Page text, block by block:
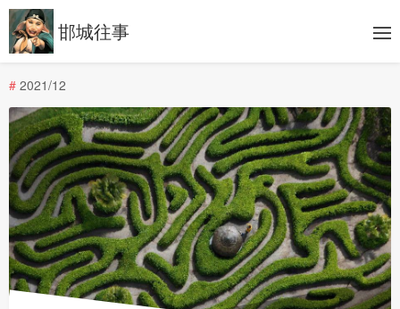
邯城往事
# 2021/12